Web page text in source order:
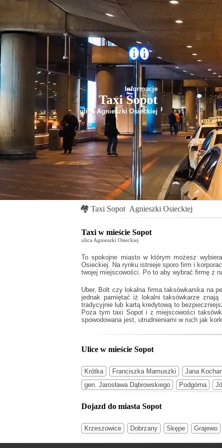
Informacje
Taxi Sopot
ulica Agnieszki Osieckiej
🏘 Taxi Sopot Agnieszki Osieckiej
Taxi w mieście Sopot
ulica Agnieszki Osieckiej
To spokojne miasto w którym możesz
Osieckiej. Na rynku istnieje sporo firm i
twojej miejscowości. Po to aby wybrać firmę z
Uber, Bolt czy lokalna firma taksówkarska na
jednak pamiętać iż lokalni taksówkarze
tradycyjnie lub kartą kredytową to
Poza tymtaxi Sopoti z miejscowości
spowodowana jest, utrudnieniami w ruch jak
Ulice w mieście Sopot
Krótka Franciszka Mamuszki Jana
gen. Jarosława Dąbrowskiego
Podgórna
Dojazd do miasta Sopot
Krzeszowice Dobrzany Skępe Grajewo